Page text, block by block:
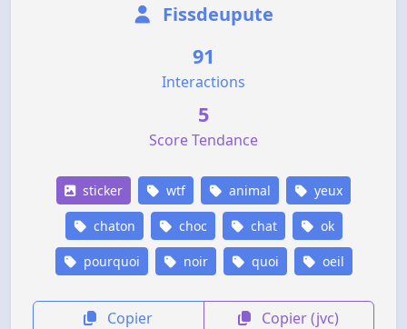
Fissdeupute
91
Interactions
5
Score Tendance
sticker wtf animal yeux
chaton choc chat ok
pourquoi noir quoi oeil
Copier Copier (jvc)